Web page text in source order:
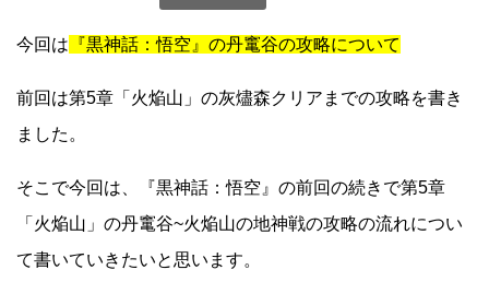
今回は 『黒神話：悟空』の丹竃谷の攻略について
前回は第5章「火焔山」の灰燼森クリアまでの攻略を書き
ました。
そこで今回は、『黒神話：悟空』の前回の続きで第5章
「火焔山」の丹竃谷~火焔山の地神戦の攻略の流れについ
て書いていきたいと思います。